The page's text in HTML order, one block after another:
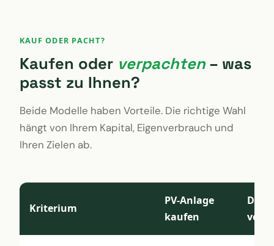
KAUF ODER PACHT?
Kaufen oder verpachten– was
passt zu Ihnen?
Beide Modelle haben Vorteile. Die richtige Wahl
hängt von Ihrem Kapital, Eigenverbrauch und
Ihren Zielen ab.
Kriterium
PV-Anlage
kaufen
Dach